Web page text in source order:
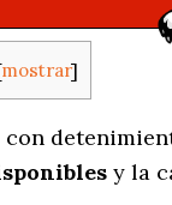
mostrar]
con
y la